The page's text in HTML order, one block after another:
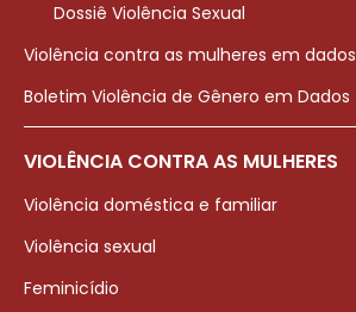
Dossiê Violência Sexual
Violência contra as mulheres em dados
Boletim Violência de Gênero em Dados
VIOLÊNCIA CONTRA AS MULHERES
Violência doméstica e familiar
Violência sexual
Feminicídio